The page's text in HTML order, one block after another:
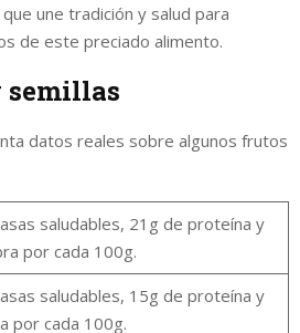
une tradición y salud para
de este preciado alimento.
semillas
datos reales sobre algunos frutos
saludables, 21g de proteína y
por cada 100g.
saludables, 15g de proteína y
por cada 100g.